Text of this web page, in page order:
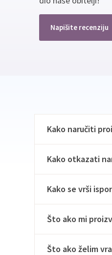
Napišite recenziju
Kako naručiti
Kako otkazati
Kako se vrši
Što ako mi
Što ako želim